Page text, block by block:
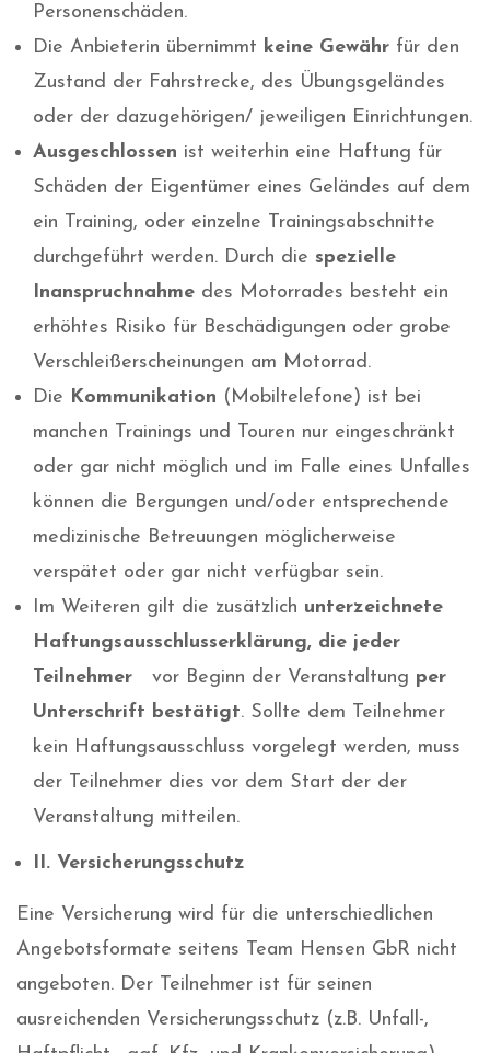
Personenschäden.
Die Anbieterin übernimmt keine Gewähr für den
Zustand der Fahrstrecke, des Übungsgeländes
oder der dazugehörigen/ jeweiligen Einrichtungen.
Ausgeschlossen ist weiterhin eine Haftung für
Schäden der Eigentümer eines Geländes auf dem
ein Training, oder einzelne Trainingsabschnitte
durchgeführt werden. Durch die spezielle
Inanspruchnahme des Motorrades besteht ein
erhöhtes Risiko für Beschädigungen oder grobe
Verschleißerscheinungen am Motorrad.
Die Kommunikation (Mobiltelefone) ist bei
manchen Trainings und Touren nur eingeschränkt
oder gar nicht möglich und im Falle eines Unfalles
können die Bergungen und/oder entsprechende
medizinische Betreuungen möglicherweise
verspätet oder gar nicht verfügbar sein.
Im Weiteren gilt die zusätzlich unterzeichnete
Haftungsausschlusserklärung, die jeder
Teilnehmer
vor Beginn der Veranstaltung per
Unterschrift bestätigt. Sollte dem Teilnehmer
kein Haftungsausschluss vorgelegt werden, muss
der Teilnehmer dies vor dem Start der der
Veranstaltung mitteilen.
II. Versicherungsschutz
Eine Versicherung wird für die unterschiedlichen
Angebotsformate seitens Team Hensen GbR nicht
angeboten. Der Teilnehmer ist für seinen
ausreichenden Versicherungsschutz (z.B. Unfall-,